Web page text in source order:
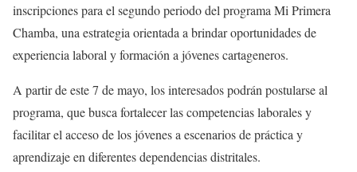
inscripciones para el segundo periodo del programa Mi Primera
Chamba, una estrategia orientada a brindar oportunidades de
experiencia laboral y formación a jóvenes cartageneros.
A partir de este 7 de mayo, los interesados podrán postularse al
programa, que busca fortalecer las competencias laborales y
facilitar el acceso de los jóvenes a escenarios de práctica y
aprendizaje en diferentes dependencias distritales.